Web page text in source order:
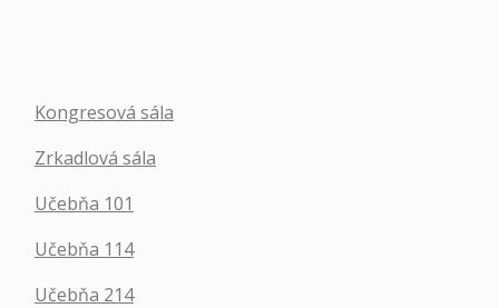
Kongresová sála
Zrkadlová sála
Učebňa 101
Učebňa 114
Učebňa 214